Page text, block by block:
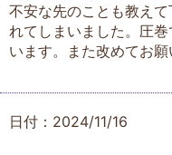
不安な先のことも教え
れてしまいました。圧
います。また改めてお願
日付：2024/11/16